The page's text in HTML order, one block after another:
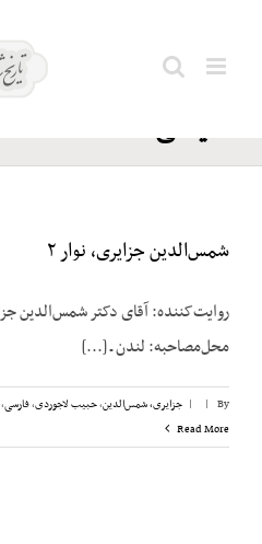
فاطمی؛
علینقی
شمس‌الدین جزایری، نوار ۲
محل‌مصاحبه: لندن ـ [...]
By
|
| جزایری، شمس‌الدین,حبیب لاجوردی,فارسی,
Read More